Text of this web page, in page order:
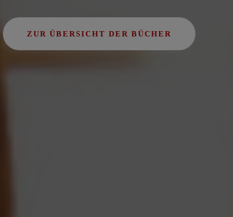
ZUR ÜBERSICHT DER BÜCHER